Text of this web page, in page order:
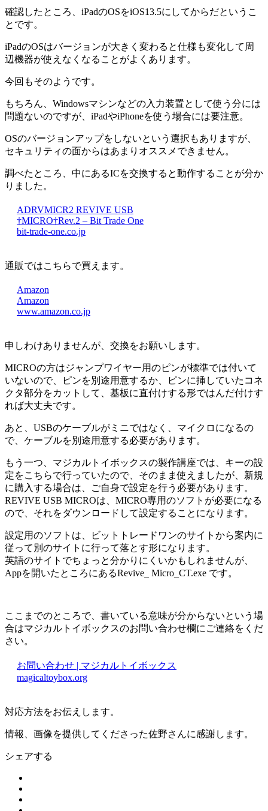
確認したところ、iPadのOSをiOS13.5にしてからだというこ
とです。
iPadのOSはバージョンが大きく変わると仕様も変化して周
辺機器が使えなくなることがよくあります。
今回もそのようです。
もちろん、Windowsマシンなどの入力装置として使う分には
問題ないのですが、iPadやiPhoneを使う場合には要注意。
OSのバージョンアップをしないという選択もありますが、
セキュリティの面からはあまりオススメできません。
調べたところ、中にあるICを交換すると動作することが分か
りました。
ADRVMICR2 REVIVE USB
†MICRO†Rev.2 – Bit Trade One
bit-trade-one.co.jp
通販ではこちらで買えます。
Amazon
Amazon
www.amazon.co.jp
申しわけありませんが、交換をお願いします。
MICROの方はジャンプワイヤー用のピンが標準では付いて
いないので、ピンを別途用意するか、ピンに挿していたコネ
クタ部分をカットして、基板に直付けする形ではんだ付けす
れば大丈夫です。
あと、USBのケーブルがミニではなく、マイクロになるの
で、ケーブルを別途用意する必要があります。
もう一つ、マジカルトイボックスの製作講座では、キーの設
定をこちらで行っていたので、そのまま使えましたが、新規
に購入する場合は、ご自身で設定を行う必要があります。
REVIVE USB MICROは、MICRO専用のソフトが必要になる
ので、それをダウンロードして設定することになります。
設定用のソフトは、ビットトレードワンのサイトから案内に
従って別のサイトに行って落とす形になります。
英語のサイトでちょっと分かりにくいかもしれませんが、
Appを開いたところにあるRevive_ Micro_CT.exe です。
ここまでのところで、書いている意味が分からないという場
合はマジカルトイボックスのお問い合わせ欄にご連絡をくだ
さい。
お問い合わせ | マジカルトイボックス
magicaltoybox.org
対応方法をお伝えします。
情報、画像を提供してくださった佐野さんに感謝します。
シェアする